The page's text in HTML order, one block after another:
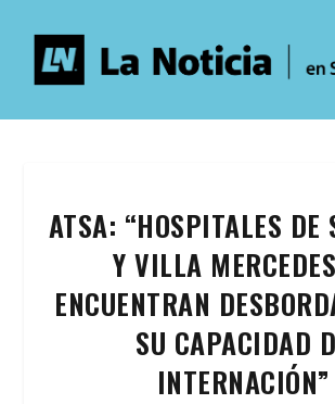
ATSA: “HOSPITALES DE
Y VILLA
ENCUENTRAN
SU CAPACIDAD
INTERNACIÓN”